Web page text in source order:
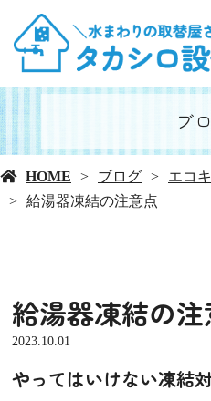
ブ
HOME ブログ
エコ
給湯器凍結の注意点
給湯器凍結の注
2023.10.01
やってはいけない凍結